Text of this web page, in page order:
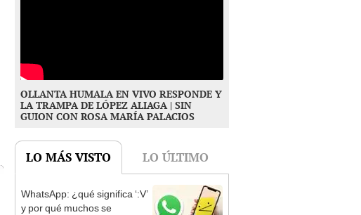
OLLANTA HUMALA EN VIVO RESPONDE Y
LA TRAMPA DE LÓPEZ ALIAGA | SIN
GUION CON ROSA MARÍA PALACIOS
LO MÁS VISTO LO ÚLTIMO
WhatsApp: ¿qué significa ‘:V’
y por qué muchos se